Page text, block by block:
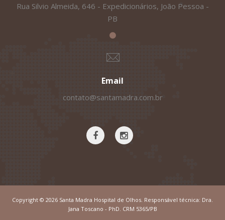
Rua Silvio Almeida, 646 - Expedicionários, João Pessoa -
PB
Email
contato@santamadra.com.br
Copyright © 2026 Santa Madra Hospital de Olhos. Responsável técnica: Dra.
Jana Toscano - PhD. CRM 5365/PB